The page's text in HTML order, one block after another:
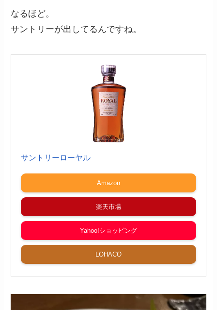
なるほど。
サントリーが出してるんですね。
サントリーローヤル
Amazon
楽天市場
Yahoo!ショッピング
LOHACO